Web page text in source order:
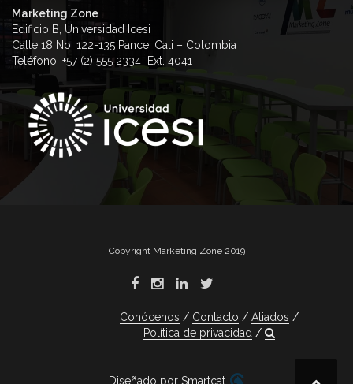
Marketing Zone
Edificio B, Universidad Icesi
Calle 18 No. 122-135 Pance, Cali – Colombia
Teléfono: +57 (2) 555 2334 Ext. 4041
Copyright Marketing Zone 2019
Conócenos Contacto
Aliados
Política de privacidad
Diseñado por Smartcat